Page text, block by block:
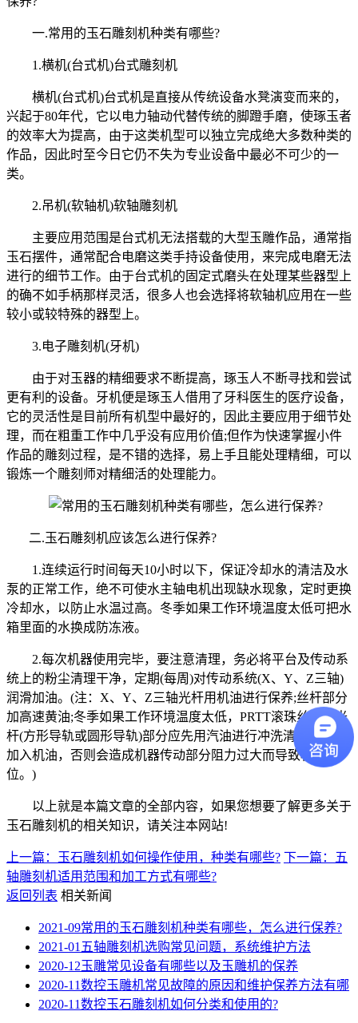
一.常用的玉石雕刻机种类有哪些?
1.横机(台式机)台式雕刻机
横机(台式机)台式机是直接从传统设备水凳演变而来的，
兴起于80年代，它以电力轴动代替传统的脚蹬手磨，使琢玉者
的效率大为提高，由于这类机型可以独立完成绝大多数种类的
作品，因此时至今日它仍不失为专业设备中最必不可少的一
类。
2.吊机(软轴机)软轴雕刻机
主要应用范围是台式机无法搭载的大型玉雕作品，通常指
玉石摆件，通常配合电磨这类手持设备使用，来完成电磨无法
进行的细节工作。由于台式机的固定式磨头在处理某些器型上
的确不如手柄那样灵活，很多人也会选择将软轴机应用在一些
较小或较特殊的器型上。
3.电子雕刻机(牙机)
由于对玉器的精细要求不断提高，琢玉人不断寻找和尝试
更有利的设备。牙机便是琢玉人借用了牙科医生的医疗设备，
它的灵活性是目前所有机型中最好的，因此主要应用于细节处
理，而在粗重工作中几乎没有应用价值;但作为快速掌握小件
作品的雕刻过程，是不错的选择，易上手且能处理精细，可以
锻炼一个雕刻师对精细活的处理能力。
二.玉石雕刻机应该怎么进行保养?
1.连续运行时间每天10小时以下，保证冷却水的清洁及水
泵的正常工作，绝不可使水主轴电机出现缺水现象，定时更换
冷却水，以防止水温过高。冬季如果工作环境温度太低可把水
箱里面的水换成防冻液。
2.每次机器使用完毕，要注意清理，务必将平台及传动系
统上的粉尘清理干净，定期(每周)对传动系统(X、Y、Z三轴)
润滑加油。(注：X、Y、Z三轴光杆用机油进行保养;丝杆部分
加高速黄油;冬季如果工作环境温度太低，PRTT滚珠丝杠、光
杆(方形导轨或圆形导轨)部分应先用汽油进行冲洗清洁，然后
加入机油，否则会造成机器传动部分阻力过大而导致机器错
位。)
以上就是本篇文章的全部内容，如果您想要了解更多关于
玉石雕刻机的相关知识，请关注本网站!
上一篇：玉石雕刻机如何操作使用，种类有哪些? 下一篇：五
轴雕刻机适用范围和加工方式有哪些?
返回列表 相关新闻
2021-09常用的玉石雕刻机种类有哪些，怎么进行保养?
2021-01 五轴雕刻机选购常见问题，系统维护方法
2020-12玉雕常见设备有哪些以及玉雕机的保养
2020-11数控玉雕机常见故障的原因和维护保养方法有哪
2020-11数控玉石雕刻机如何分类和使用的?